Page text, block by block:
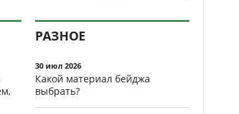
РАЗНОЕ
30 июл 2026
Какой материал бейджа
выбрать?